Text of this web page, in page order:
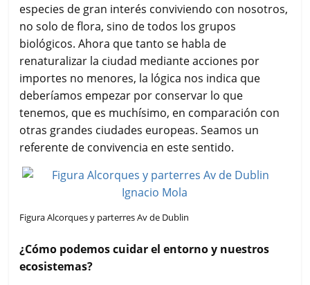
especies de gran interés conviviendo con nosotros,
no solo de flora, sino de todos los grupos
biológicos. Ahora que tanto se habla de
renaturalizar la ciudad mediante acciones por
importes no menores, la lógica nos indica que
deberíamos empezar por conservar lo que
tenemos, que es muchísimo, en comparación con
otras grandes ciudades europeas. Seamos un
referente de convivencia en este sentido.
Figura Alcorques y parterres Av de Dublin
¿Cómo podemos cuidar el entorno y nuestros
ecosistemas?